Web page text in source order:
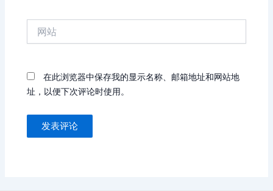
在此浏览器中保存我的显示名称、邮箱地址和网站地
址，以便下次评论时使用。